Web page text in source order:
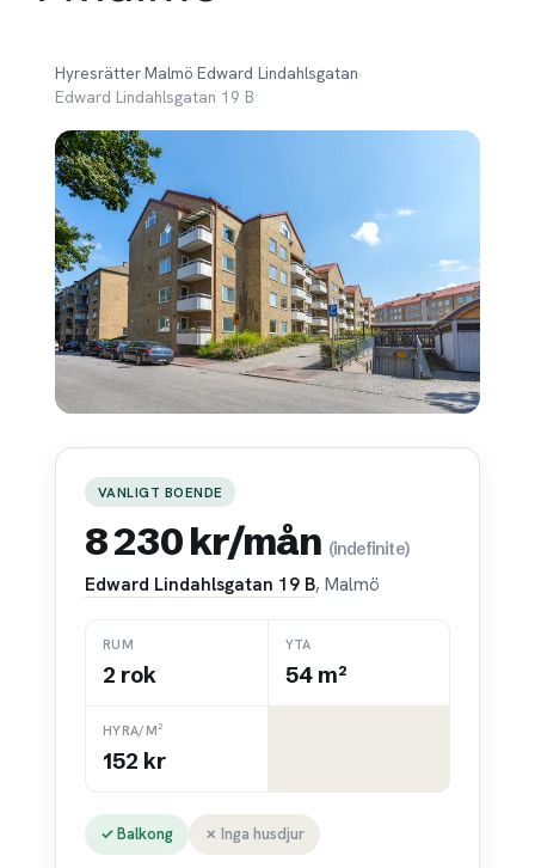
Hyresrätter›Malmö›Edward Lindahlsgatan›
Edward Lindahlsgatan 19 B
VANLIGT BOENDE
8 230 kr/mån (indefinite)
Edward Lindahlsgatan 19 B, Malmö
RUM
2 rok
YTA
54 m²
HYRA/M²
152 kr
✓ Balkong ✗ Inga husdjur